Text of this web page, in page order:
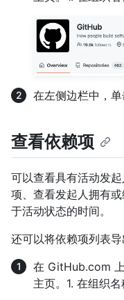
在左侧边栏中，单
查看依赖项
可以查看具有活动发
项、查看发起人拥有
于活动状态的时间。
还可以将依赖项列表导
在 GitHub.com
主页。1. 在组织